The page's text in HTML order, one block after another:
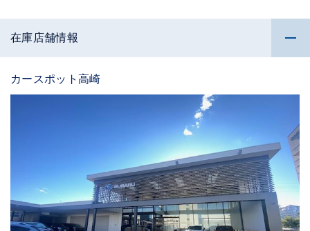
在庫店舗情報
カースポット高崎